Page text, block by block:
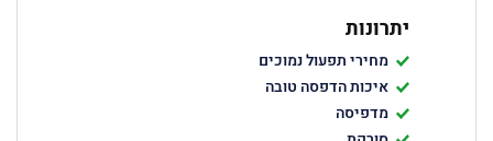
יתרונות
מחירי תפעול נמוכים
איכות הדפסה טובה
מדפיסה